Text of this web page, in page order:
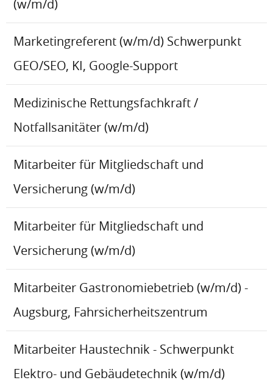
(w/m/d)
Marketingreferent (w/m/d) Schwerpunkt
GEO/SEO, KI, Google-Support
Medizinische Rettungsfachkraft /
Notfallsanitäter (w/m/d)
Mitarbeiter für Mitgliedschaft und
Versicherung (w/m/d)
Mitarbeiter für Mitgliedschaft und
Versicherung (w/m/d)
Mitarbeiter Gastronomiebetrieb (w/m/d) -
Augsburg, Fahrsicherheitszentrum
Mitarbeiter Haustechnik - Schwerpunkt
Elektro- und Gebäudetechnik (w/m/d)